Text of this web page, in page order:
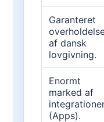
Garanteret
af dansk
lovgivning.
Enormt
marked af
(Apps).